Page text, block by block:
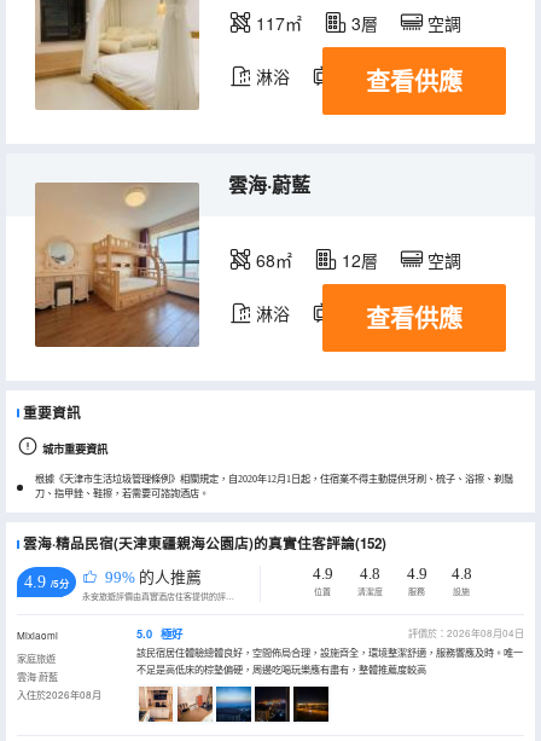
117㎡ 3層 空調
淋浴 電視機 冰箱
查看供應
雲海·蔚藍
68㎡ 12層 空調
淋浴 電視機 冰箱
查看供應
重要資訊
城市重要資訊
根據《天津市生活垃圾管理條例》相關規定，自2020年12月1日起，住宿業不得主動提供牙刷、梳子、浴擦、剃鬚
刀、指甲銼、鞋擦，若需要可諮詢酒店。
雲海·精品民宿(天津東疆親海公園店)的真實住客評論(152)
4.9 /5分 99% 的人推薦
永安旅遊評價由真實酒店住客提供的評價。
4.9
位置
4.8
清潔度
4.9
服務
4.8
設施
Mixiaomi
家庭旅遊
雲海·蔚藍
入住於2026年08月
5.0 極好
評價於：2026年08月04日
該民宿居住體驗總體良好，空間佈局合理，設施齊全，環境整潔舒適，服務響應及時。唯一
不足是高低床的棕墊偏硬，周邊吃喝玩樂應有盡有，整體推薦度較高